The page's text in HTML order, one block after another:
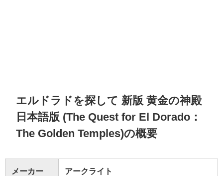
エルドラドを探して 新版 黄金の神殿
日本語版 (The Quest for El Dorado：
The Golden Temples)の概要
メーカー アークライト